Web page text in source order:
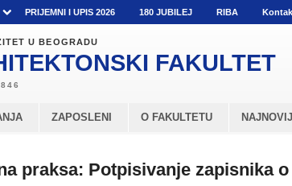
PRIJEMNI I UPIS 2026 180 JUBILEJ RIBA
U BEOGRADU
FAKULTET
ZAPOSLENI O FAKULTETU
praksa: Potpisivanje zapisnika